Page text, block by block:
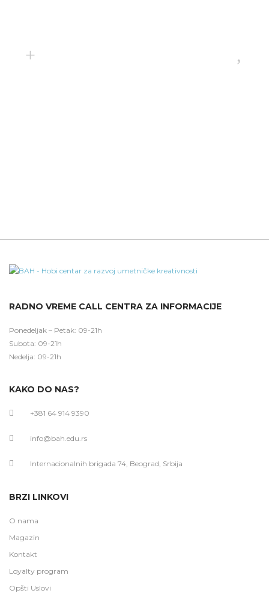
RADNO VREME CALL CENTRA ZA INFORMACIJE
Ponedeljak – Petak: 09-21h
Subota: 09-21h
Nedelja: 09-21h
KAKO DO NAS?
+381 64 914 9390
info@bah.edu.rs
Internacionalnih brigada 74, Beograd, Srbija
BRZI LINKOVI
O nama
Magazin
Kontakt
Loyalty program
Opšti Uslovi